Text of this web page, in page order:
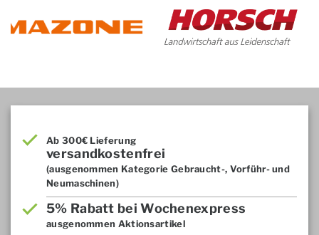
Ab 300€ Lieferung
versandkostenfrei
(ausgenommen Kategorie Gebraucht-, Vorführ- und
Neumaschinen)
5% Rabatt bei Wochenexpress
ausgenommen Aktionsartikel